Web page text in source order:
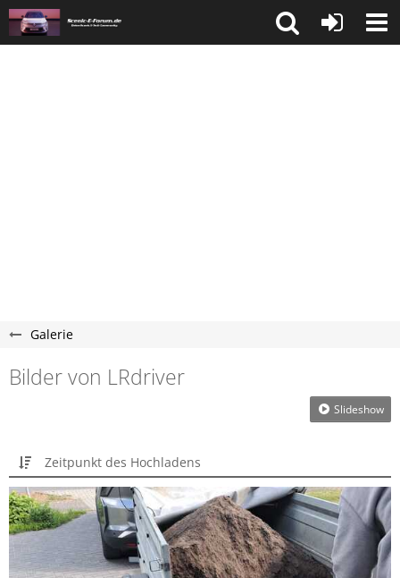
Galerie
Bilder von LRdriver
Slideshow
Zeitpunkt des Hochladens